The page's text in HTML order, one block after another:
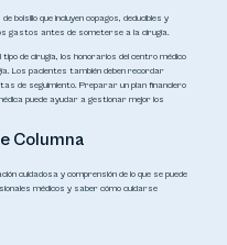
bolsillo que incluyen copagos, deducibles y
gastos antes de someterse a la cirugía.
de cirugía, los honorarios del centro médico
Los pacientes también deben recordar
de seguimiento. Preparar un plan financiero
puede ayudar a gestionar mejor los
Columna
cuidadosa y comprensión de lo que se puede
médicos y saber cómo cuidarse